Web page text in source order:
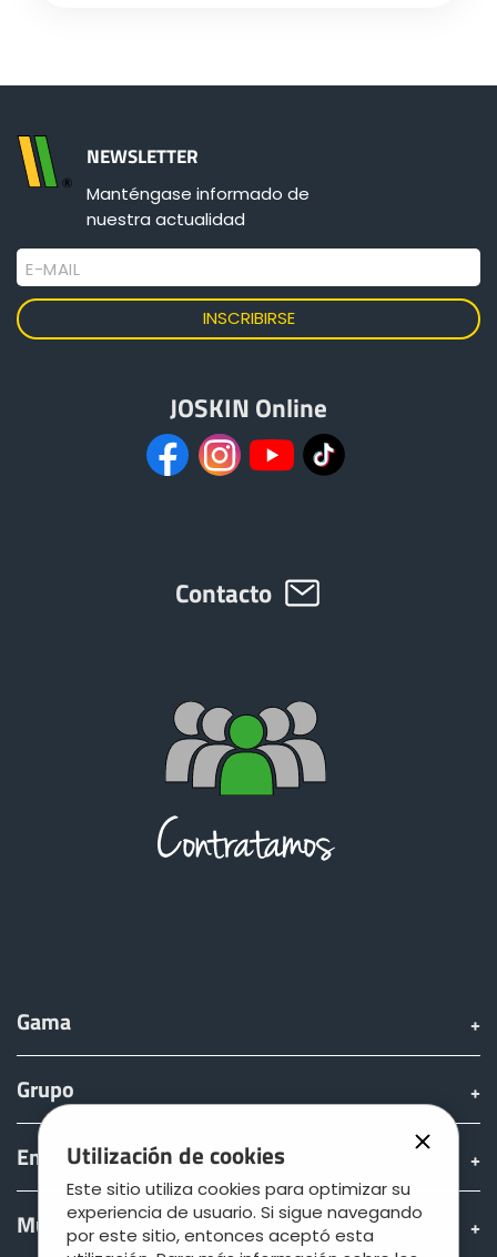
Utilización de cookies
Este sitio utiliza cookies para optimizar su
experiencia de usuario. Si sigue navegando
por este sitio, entonces aceptó esta
NEWSLETTER
Manténgase informado de
nuestra actualidad
E-MAIL
JOSKIN Online
Contacto
Gama
Grupo
Encontrar & comprar
Mundo JOSKIN